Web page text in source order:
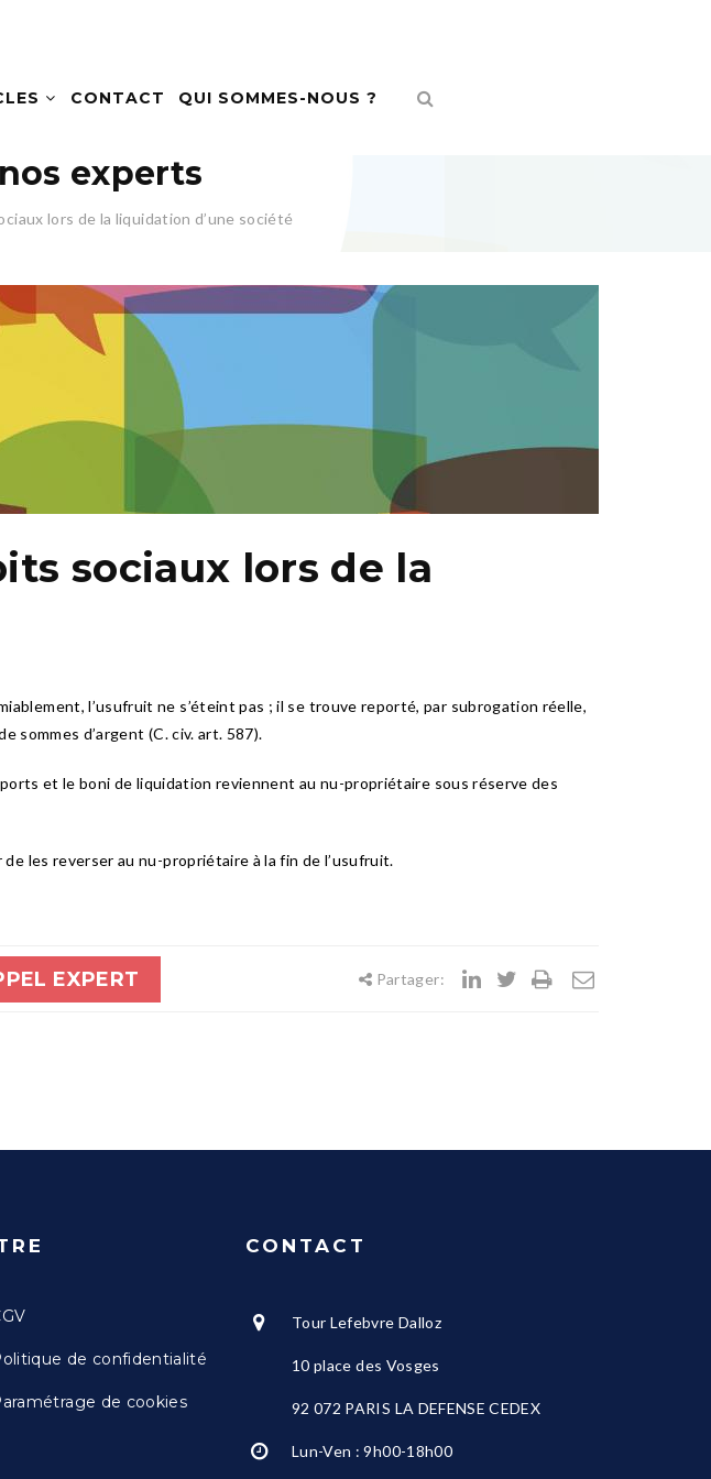
CONTACT QUI SOMMES-NOUS ?
experts
lors de la liquidation d’une société
sociaux lors de la
l’usufruit ne s’éteint pas ; il se trouve reporté, par subrogation réelle,
sommes d’argent (C. civ. art. 587).
et le boni de liquidation reviennent au nu-propriétaire sous réserve des
les reverser au nu-propriétaire à la fin de l’usufruit.
Partager:
EXPERT
de confidentialité
de cookies
CONTACT
Tour Lefebvre Dalloz
10 place des Vosges
92 072 PARIS LA DEFENSE CEDEX
Lun-Ven : 9h00-18h00